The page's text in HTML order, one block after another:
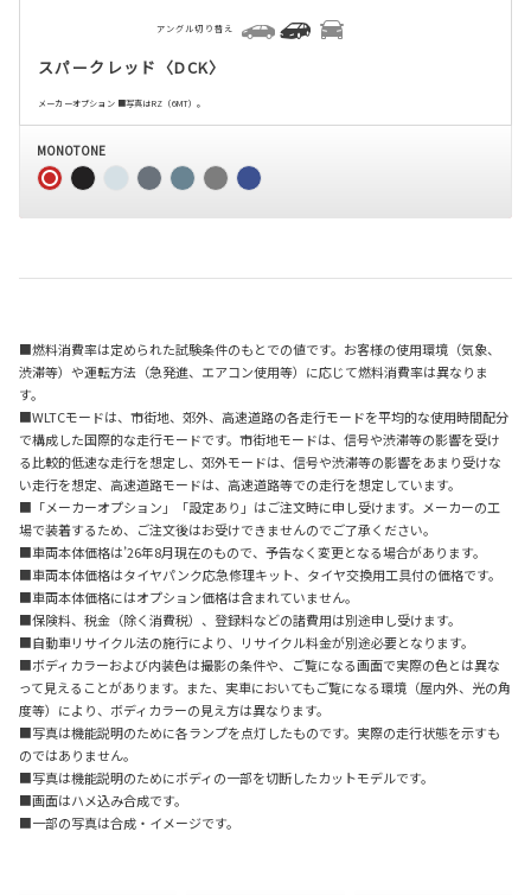
スパークレッド〈DCK〉
メーカーオプション ■写真はRZ（6MT）。
アングル切り替え
MONOTONE
■燃料消費率は定められた試験条件のもとでの値です。お客様の使用環境（気象、
渋滞等）や運転方法（急発進、エアコン使用等）に応じて燃料消費率は異なりま
す。
■WLTCモードは、市街地、郊外、高速道路の各走行モードを平均的な使用時間配分
で構成した国際的な走行モードです。市街地モードは、信号や渋滞等の影響を受け
る比較的低速な走行を想定し、郊外モードは、信号や渋滞等の影響をあまり受けな
い走行を想定、高速道路モードは、高速道路等での走行を想定しています。
■「メーカーオプション」「設定あり」はご注文時に申し受けます。メーカーの工
場で装着するため、ご注文後はお受けできませんのでご了承ください。
■車両本体価格は’26年8月現在のもので、予告なく変更となる場合があります。
■車両本体価格はタイヤパンク応急修理キット、タイヤ交換用工具付の価格です。
■車両本体価格にはオプション価格は含まれていません。
■保険料、税金（除く消費税）、登録料などの諸費用は別途申し受けます。
■自動車リサイクル法の施行により、リサイクル料金が別途必要となります。
■ボディカラーおよび内装色は撮影の条件や、ご覧になる画面で実際の色とは異な
って見えることがあります。また、実車においてもご覧になる環境（屋内外、光の角
度等）により、ボディカラーの見え方は異なります。
■写真は機能説明のために各ランプを点灯したものです。実際の走行状態を示すも
のではありません。
■写真は機能説明のためにボディの一部を切断したカットモデルです。
■画面はハメ込み合成です。
■一部の写真は合成・イメージです。